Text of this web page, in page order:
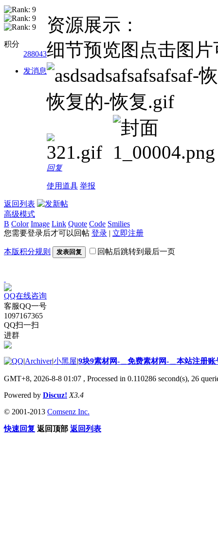
积分
288043
发消息
资源展示：
细节预览图点击图
回复
使用道具 举报
返回列表
高级模式
B Color Image Link Quote Code Smilies
您需要登录后才可以回帖 登录 | 立即注册
本版积分规则 发表回复 回帖后跳转到最后一页
QQ在线咨询
客服QQ一号
1097167365
QQ扫一扫
进群
|Archiver|小黑屋|9块9素材网-＿免费素材网-＿本站注册账
GMT+8, 2026-8-8 01:07 , Processed in 0.110286 second(s), 26
Powered by Discuz! X3.4
© 2001-2013 Comsenz Inc.
快速回复 返回顶部 返回列表